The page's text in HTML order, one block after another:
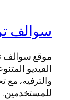
سوالف
موقع
الفيديو
والترفيه،
للمستخدمين.